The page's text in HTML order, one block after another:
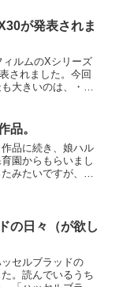
対応した２色が発
が発表されま
ィルムのXシリーズ
されました。今回
大きいのは、・
すごいと思いま
品。
品に続き、娘ハル
園からもらいまし
みたいですが、そ
の日々（が欲し
セルブラッドの
。読んでいるうち